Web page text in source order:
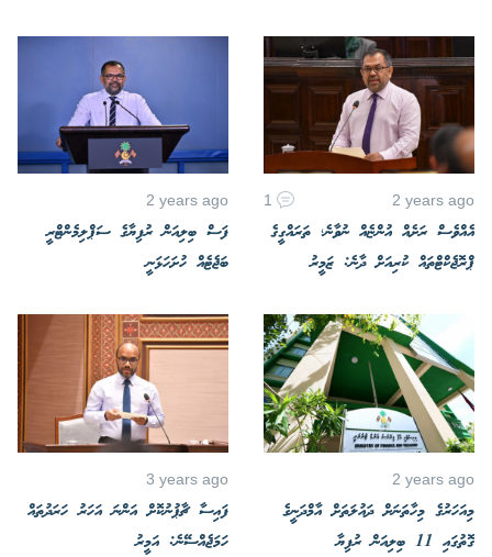
2 years ago
1
އެއްވެސް ރަށެއް އުންޏެއް ނުވާނެ؛ ތަރައްގީގެ
ޕްރޮޖެކްޓްތައް ކުރިއަށް ދާނެ: ޒަމީރު
2 years ago
ފަސް ބިލިއަން ރުފިޔާގެ ސަޕްލިމެންޓްރީ
ބަޖެޓެއް ހުށަހަޅަނީ
2 years ago
މިއަހަރުގެ މިހާތަނަށް ދައުލަތަށް އާމްދަނީގެ
ގޮތުގައި 11 ބިލިއަން ރުފިޔާ
3 years ago
ފައިސާ ޗާޕުނުކޮށް އަންނަ އަހަރު ހަރަދުތައް
ހަމަޖެއްސޭނެ: އަމީރު